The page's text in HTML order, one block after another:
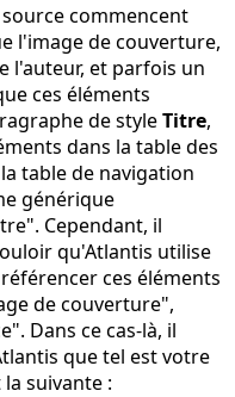
commencent
l'image de couverture,
l'auteur, et parfois un
ces éléments
de styleTitre,
dans la table des
table de navigation
générique
Cependant, il
qu'Atlantis utilise
ces éléments
de couverture",
Dans ce cas-là, il
que tel est votre
la suivante :